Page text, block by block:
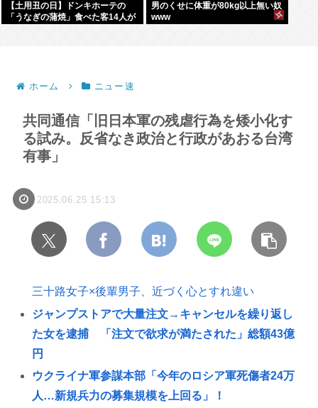
【土用丑の日】ドンキホーテの
「うなぎの蒲焼」食べた客14人が
男のくせに体重が80kg以上無い奴
www
ホーム ニュー速
共同通信「旧日本軍の残虐行為を矮小化す
る試み。反省なき政治と行政があおる台湾
有事」
2025.06.25 15:13
三十路女子×後輩男子、近づく心とすれ違い
ジャンプストアで大量注文→キャンセルを繰り返し
た女を逮捕 「注文で欲求が満たされた」総額43億
円
ウクライナ軍参謀本部「今年のロシア軍死傷者24万
人…新規兵力の募集規模を上回る」！